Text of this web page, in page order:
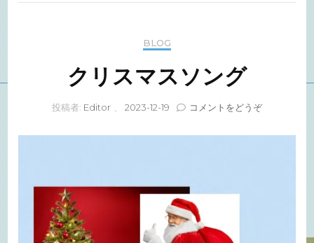
BLOG
クリスマスソング
投稿者: Editor 、 2023-12-19 コメントをどうぞ(ク
ス